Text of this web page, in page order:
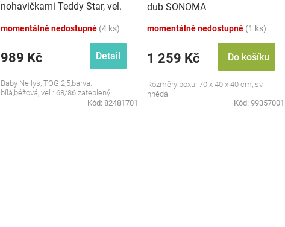
nohavičkami Teddy Star, vel.
momentálně nedostupné (4 ks)
989 Kč Detail
Baby Nellys, TOG 2,5,barva:
bílá,béžová, vel.: 68/86 zateplený
Kód: 82481701
dub SONOMA
momentálně nedostupné (1 ks)
1 259 Kč Do košíku
Rozměry boxu: 70 x 40 x 40 cm, sv.
hnědá
Kód: 99357001